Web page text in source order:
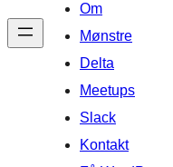
Om
Mønstre
Delta
Meetups
Slack
Kontakt